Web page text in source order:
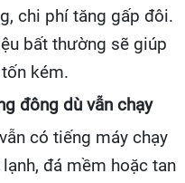
chi phí tăng gấp đôi.
bất thường sẽ giúp
kém.
đông dù vẫn chạy
có tiếng máy chạy
đá mềm hoặc tan